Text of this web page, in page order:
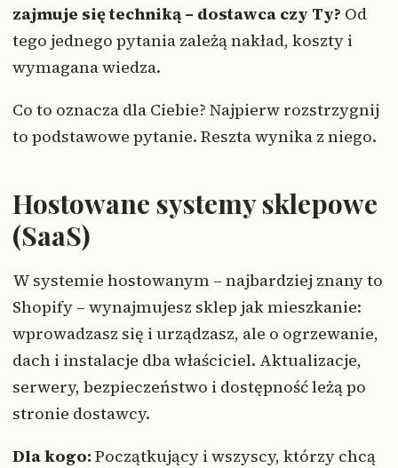
zajmuje się techniką – dostawca czy Ty? Od
tego jednego pytania zależą nakład, koszty i
wymagana wiedza.
Co to oznacza dla Ciebie? Najpierw rozstrzygnij
to podstawowe pytanie. Reszta wynika z niego.
Hostowane systemy sklepowe
(SaaS)
W systemie hostowanym – najbardziej znany to
Shopify – wynajmujesz sklep jak mieszkanie:
wprowadzasz się i urządzasz, ale o ogrzewanie,
dach i instalacje dba właściciel. Aktualizacje,
serwery, bezpieczeństwo i dostępność leżą po
stronie dostawcy.
Dla kogo: Początkujący i wszyscy, którzy chcą